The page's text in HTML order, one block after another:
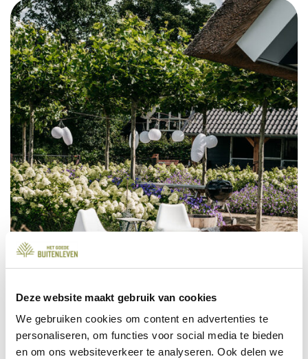
Deze website maakt gebruik van cookies
We gebruiken cookies om content en advertenties te
personaliseren, om functies voor social media te bieden
en om ons websiteverkeer te analyseren. Ook delen we